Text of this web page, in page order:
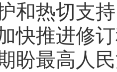
和热切支
快推进修
盼最高人